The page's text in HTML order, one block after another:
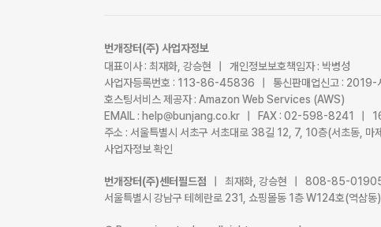
번개장터(주) 사업자정보
대표이사 : 최재화, 강승현 | 개인정보보호책임자 : 박병성
사업자등록번호 : 113-86-45836 | 통신판매업신고 : 2019-
호스팅서비스 제공자 : Amazon Web Services (AWS)
EMAIL : help@bunjang.co.kr | FAX : 02-598-8241 |
주소 : 서울특별시 서초구 서초대로 38길 12, 7, 10층(서초동, 마
사업자정보 확인
번개장터(주)센터필드점
| 최재화, 강승현 | 808-85-
서울특별시 강남구 테헤란로 231, 쇼핑몰동 1층 W124호(역삼동